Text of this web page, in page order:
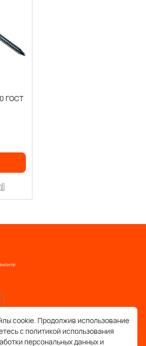
ГОСТ
cookie. Продолжив использование
с политикой использования
персональных данных и